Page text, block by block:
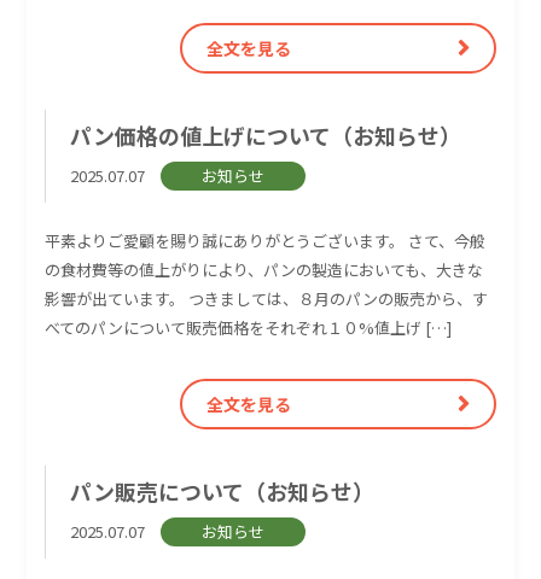
全文を見る
パン価格の値上げについて（お知らせ）
2025.07.07 お知らせ
平素よりご愛顧を賜り誠にありがとうございます。 さて、今般
の食材費等の値上がりにより、パンの製造においても、大きな
影響が出ています。 つきましては、８月のパンの販売から、す
べてのパンについて販売価格をそれぞれ１０%値上げ […]
全文を見る
パン販売について（お知らせ）
2025.07.07 お知らせ